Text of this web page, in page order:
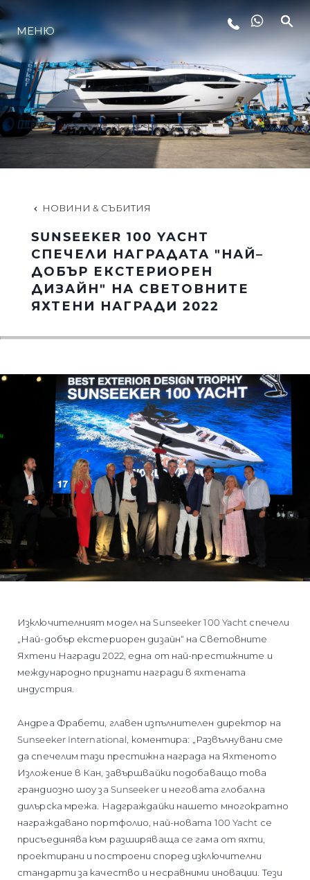
ЛАЙФСТАЙЛ
ИНОВАЦИЯ
КОМПАНИЯТА
ЕКИПЪТ
НАСЛЕДСТВО
ОЦЕНЕТЕ ВАШАТА ЯХТА
МЕНЮ
НОВИНИ & СЪБИТИЯ
SUNSEEKER 100 YACHT
СПЕЧЕЛИ НАГРАДАТА "НАЙ–
ДОБЪР ЕКСТЕРИОРЕН
ДИЗАЙН" НА СВЕТОВНИТЕ
ЯХТЕНИ НАГРАДИ 2022
Изключителният модел на Sunseeker 100 Yacht спечели
„Най-добър екстериорен дизайн“ на Световните
Яхтени Награди 2022, една от най-престижните и
международно признати награди в яхтената
индустрия.
Андреа Фрабети, главен изпълнителен директор на
Sunseeker International, коментира: „Развълнувани сме
да спечелим тази престижна награда на Яхтеното
Изложение в Кан, завършвайки подобаващо това
грандиозно шоу за Sunseeker и неговата глобална
дилърска мрежа. Надграждайки нашето многократно
награждавано портфолио, най-новата 100 Yacht се
присъединява към разширяваща се гама от яхти,
проектирани и построени според изключителни
стандарти за качество и несравними иновации. Тези